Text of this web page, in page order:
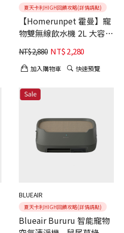
夏天卡利HIGH回饋攻略(詳情請點)
【Homerunpet 霍曼】寵
物雙無線飲水機 2L 大容量
雲霧白 180°廣角
(7800mAH超大容量電池)
NT$2,880 NT$2,280
加入購物車 快速預覽
BLUEAIR
夏天卡利HIGH回饋攻略(詳情請點)
Blueair Bururu 智能寵物